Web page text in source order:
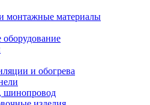
монтажные материалы
оборудование
и обогрева